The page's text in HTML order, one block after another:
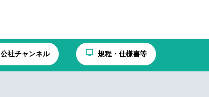
公社チャンネル 規程・仕様書等